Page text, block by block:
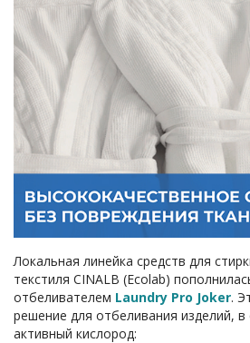
Локальная линейка средств для
текстиля CINALB (Ecolab)
отбеливателем Laundry Pro Joker.
решение для отбеливания изделий,
активный кислород: